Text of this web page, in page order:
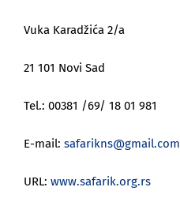
Vuka Karadžića 2/a
21 101 Novi Sad
Tel.: 00381 /69/ 18 01 981
E-mail: safarikns@gmail.com
URL: www.safarik.org.rs